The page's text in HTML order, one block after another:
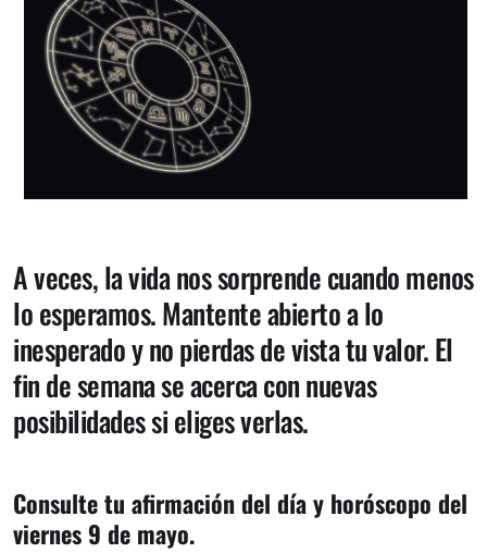
A veces, la vida nos sorprende cuando menos
lo esperamos. Mantente abierto a lo
inesperado y no pierdas de vista tu valor. El
fin de semana se acerca con nuevas
posibilidades si eliges verlas.
Consulte tu afirmación del día y horóscopo del
viernes 9 de mayo.